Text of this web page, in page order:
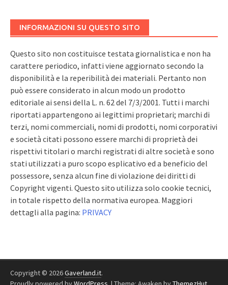
INFORMAZIONI SU QUESTO SITO
Questo sito non costituisce testata giornalistica e non ha
carattere periodico, infatti viene aggiornato secondo la
disponibilità e la reperibilità dei materiali. Pertanto non
può essere considerato in alcun modo un prodotto
editoriale ai sensi della L. n. 62 del 7/3/2001. Tutti i marchi
riportati appartengono ai legittimi proprietari; marchi di
terzi, nomi commerciali, nomi di prodotti, nomi corporativi
e società citati possono essere marchi di proprietà dei
rispettivi titolari o marchi registrati di altre società e sono
stati utilizzati a puro scopo esplicativo ed a beneficio del
possessore, senza alcun fine di violazione dei diritti di
Copyright vigenti. Questo sito utilizza solo cookie tecnici,
in totale rispetto della normativa europea. Maggiori
dettagli alla pagina: PRIVACY
Copyright © 2026Gaverland.it.